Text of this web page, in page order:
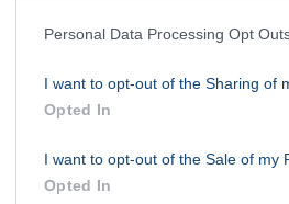
Personal Data Processing Opt
I want to opt-out of the Sharing of
Opted In
I want to opt-out of the Sale of my
Opted In